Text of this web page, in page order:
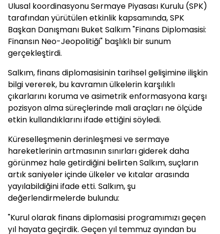
Ulusal koordinasyonu Sermaye Piyasası Kurulu (SPK)
tarafından yürütülen etkinlik kapsamında, SPK
Başkan Danışmanı Buket Salkım "Finans Diplomasisi:
Finansın Neo-Jeopolitiği" başlıklı bir sunum
gerçekleştirdi.
Salkım, finans diplomasisinin tarihsel gelişimine ilişkin
bilgi vererek, bu kavramın ülkelerin karşılıklı
çıkarlarını koruma ve asimetrik enformasyona karşı
pozisyon alma süreçlerinde mali araçları ne ölçüde
etkin kullandıklarını ifade ettiğini söyledi.
Küreselleşmenin derinleşmesi ve sermaye
hareketlerinin artmasının sınırları giderek daha
görünmez hale getirdiğini belirten Salkım, suçların
artık saniyeler içinde ülkeler ve kıtalar arasında
yayılabildiğini ifade etti. Salkım, şu
değerlendirmelerde bulundu:
"Kurul olarak finans diplomasisi programımızı geçen
yıl hayata geçirdik. Geçen yıl temmuz ayından bu